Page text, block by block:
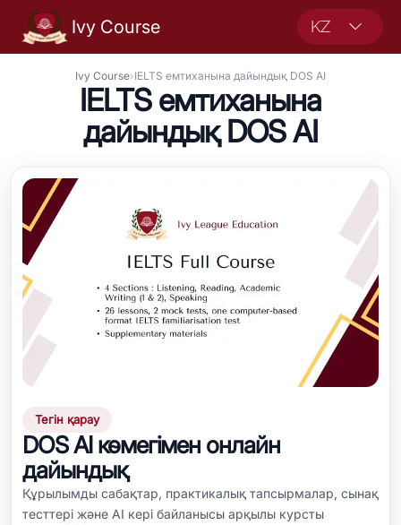
Ivy Course KZ
Ivy Course›IELTS емтиханына дайындық DOS AI
IELTS емтиханына
дайындық DOS AI
Тегін қарау
DOS AI көмегімен онлайн
дайындық
Құрылымды сабақтар, практикалық тапсырмалар, сынақ
тесттері және AI кері байланысы арқылы курсты